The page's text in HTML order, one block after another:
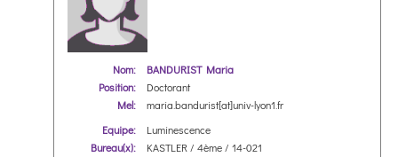
Nom:
BANDURIST Maria
Position:
Doctorant
Mel:
maria.bandurist[at]univ-lyon1.fr
Equipe:
Luminescence
Bureau(x):
KASTLER / 4ème / 14-021